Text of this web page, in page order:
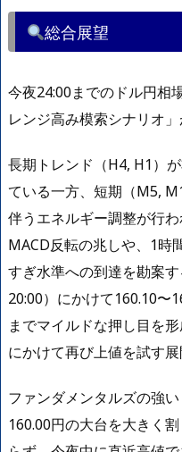
総合展望
今夜24:00までのドル円相
レンジ高み模索シナリオ」
長期トレンド（H4, H1）
ている一方、短期（M5,
伴うエネルギー調整が行
MACD反転の兆しや、1時
すぎ水準への到達を勘案
20:00）にかけて160.10〜
までマイルドな押し目を
にかけて再び上値を試す
ファンダメンタルズの強
160.00円の大台を大きく